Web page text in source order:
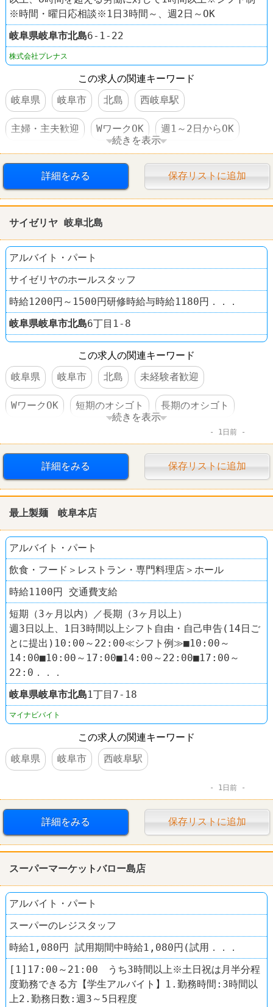
※時間・曜日応相談※1日3時間～、週2日～OK
岐阜県岐阜市北島6-1-22
株式会社プレナス
この求人の関連キーワード
岐阜県
岐阜市 北島 西岐阜駅
主婦・主夫歓迎 WワークOK 週1～2日からOK
週3～4日からOK 社保完備 食事補助あり
車・バイク通勤可
続きを表示
詳細をみる 保存リストに追加
サイゼリヤ 岐阜北島
アルバイト・パート
サイゼリヤのホールスタッフ
時給1200円～1500円研修時給与時給1180円．．．
岐阜県岐阜市北島6丁目1-8
この求人の関連キーワード
岐阜県
岐阜市 北島 未経験者歓迎
WワークOK 短期のオシゴト 長期のオシゴト
短時間でもＯＫ 昇給あり
食事補助あり 制服あり 社員登用あり
ファミレス サイゼリヤ
続きを表示
1日前
詳細をみる 保存リストに追加
最上製麺 岐阜本店
アルバイト・パート
飲食・フード＞レストラン・専門料理店＞ホール
時給1100円 交通費支給
短期（3ヶ月以内）／長期（3ヶ月以上）
週3日以上、1日3時間以上シフト自由・自己申告(14日ご
とに提出)10:00～22:00≪シフト例≫■10:00～
14:00■10:00～17:00■14:00～22:00■17:00～
22:0．．．
岐阜県岐阜市北島1丁目7-18
マイナビバイト
この求人の関連キーワード
岐阜県
岐阜市 西岐阜駅
1日前
詳細をみる 保存リストに追加
スーパーマーケットバロー島店
アルバイト・パート
スーパーのレジスタッフ
時給1,080円 試用期間中時給1,080円(試用．．．
[1]17:00～21:00 うち3時間以上※土日祝は月半分程
度勤務できる方【学生アルバイト】1.勤務時間:3時間以
上2.勤務日数:週3～5日程度